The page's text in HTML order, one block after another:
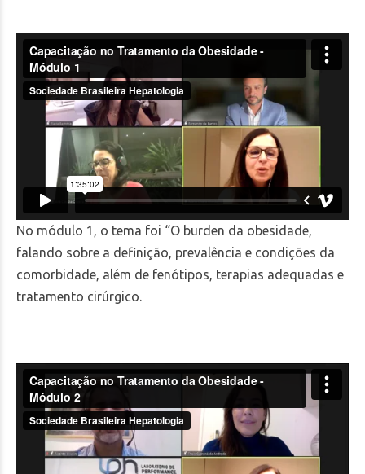
No módulo 1, o tema foi “O burden da obesidade,
falando sobre a definição, prevalência e condições da
comorbidade, além de fenótipos, terapias adequadas e
tratamento cirúrgico.